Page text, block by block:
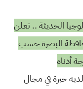
الحديثة .. تعلن
البصرة حسب
أدناه
خبرة في مجال